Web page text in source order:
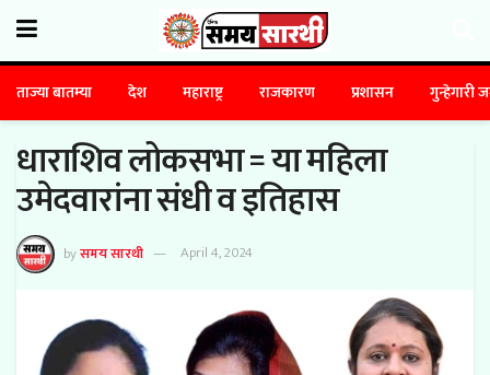
ताज्या बातम्या देश महाराष्ट्र राजकारण प्रशासन गुन्हेगारी
धाराशिव लोकसभा = या महिला
उमेदवारांना संधी व इतिहास
byसमय सारथी April 4, 2024